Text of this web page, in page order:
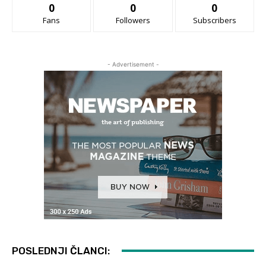
0
Fans
0
Followers
0
Subscribers
- Advertisement -
POSLEDNJI ČLANCI: